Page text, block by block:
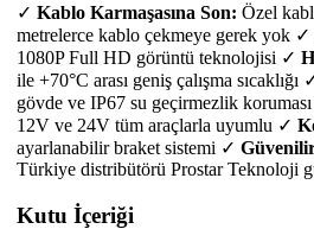
✓ Kablo Karmaşasına Son: Özel
metrelerce kablo çekmeye gerek yok ✓
1080P Full HD görüntü teknolojisi ✓
ile +70°C arası geniş çalışma sıcaklığı
gövde ve IP67 su geçirmezlik
12V ve 24V tüm araçlarla uyumlu ✓
ayarlanabilir braket sistemi ✓
Türkiye distribütörü Prostar Teknoloji
Kutu İçeriği